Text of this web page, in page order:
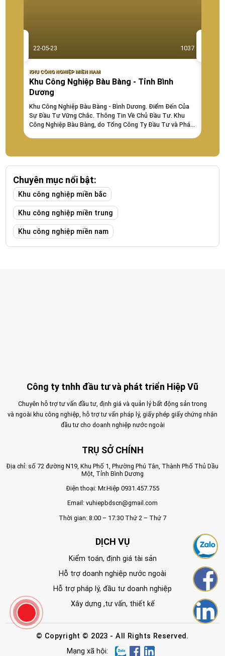
22-05-23 1037
KHU CÔNG NGHIỆP MIỀN NAM
Khu Công Nghiệp Bàu Bàng - Tỉnh Bình
Dương
Khu Công Nghiệp Bàu Bàng - Bình Dương. Điểm Đến Của
Sự Đầu Tư Vững Chắc. Thông Tin Về Chủ Đầu Tư. Khu
Công Nghiệp Bàu Bàng, do Tổng Công Ty Đầu Tư và Phát
Chuyên mục nổi bật:
Khu công nghiệp miền bắc
Khu công nghiệp miền trung
Khu công nghiệp miền nam
Công ty tnhh đầu tư và phát triển Hiệp Vũ
Chuyên hỗ trợ tư vấn đầu tư, định giá và quản lý bất động sản trong
và ngoài khu công nghiệp, hỗ trợ tư vấn pháp lý, giấy phép giấy chứng nhận
đầu tư cho doanh nghiệp nước ngoài
TRỤ SỞ CHÍNH
Địa chỉ: số 72 đường N19, Khu Phố 1, Phường Phú Tân, Thành Phố Thủ Dầu
Một, Tỉnh Bình Dương
Điện thoại: Mr.Hiệp 0931.457.755
Email: vuhiepbdscn@gmail.com
Thời gian: 8:00 – 17:30 Thứ 2 – Thứ 7
DỊCH VỤ
Kiểm toán, định giá tài sản
Hỗ trợ doanh nghiệp nước ngoài
Hỗ trợ pháp lý, đầu tư doanh nghiệp
Xây dựng ,tư vấn, thiết kế
© Copyright © 2023 - All Rights Reserved.
Mạng xã hội: